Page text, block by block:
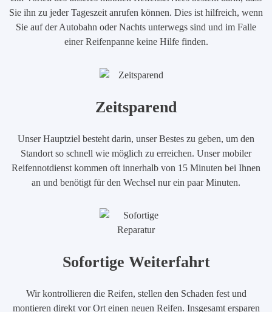
Sie ihn zu jeder Tageszeit anrufen können. Dies ist hilfreich, wenn
Sie auf der Autobahn oder Nachts unterwegs sind und im Falle
einer Reifenpanne keine Hilfe finden.
Zeitsparend
Unser Hauptziel besteht darin, unser Bestes zu geben, um den
Standort so schnell wie möglich zu erreichen. Unser mobiler
Reifennotdienst kommen oft innerhalb von 15 Minuten bei Ihnen
an und benötigt für den Wechsel nur ein paar Minuten.
Sofortige Weiterfahrt
Wir kontrollieren die Reifen, stellen den Schaden fest und
montieren direkt vor Ort einen neuen Reifen. Insgesamt ersparen